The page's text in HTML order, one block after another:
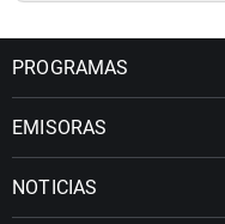
PROGRAMAS
EMISORAS
NOTICIAS